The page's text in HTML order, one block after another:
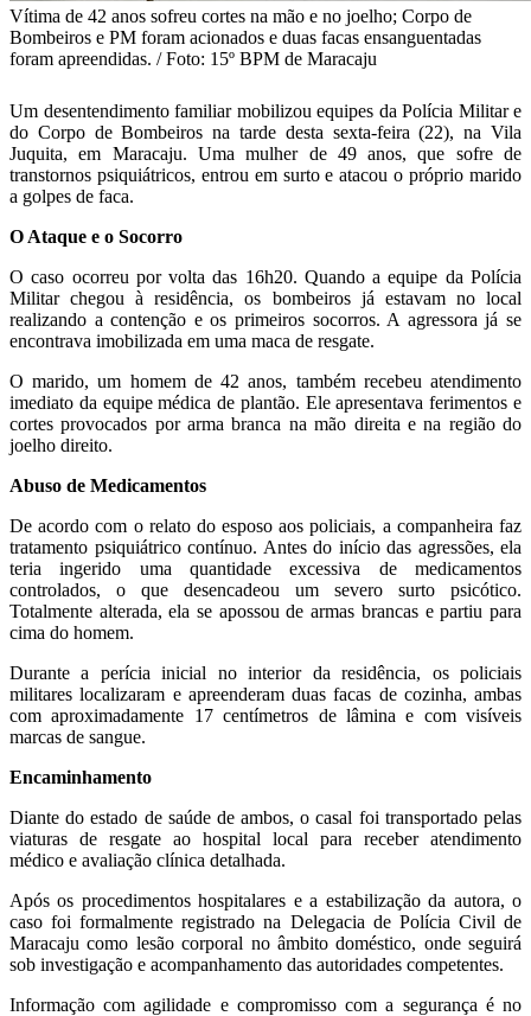
Vítima de 42 anos sofreu cortes na mão e no joelho; Corpo de
Bombeiros e PM foram acionados e duas facas ensanguentadas
foram apreendidas. / Foto: 15º BPM de Maracaju
Um desentendimento familiar mobilizou equipes da Polícia Militar e
do Corpo de Bombeiros na tarde desta sexta-feira (22), na Vila
Juquita, em Maracaju. Uma mulher de 49 anos, que sofre de
transtornos psiquiátricos, entrou em surto e atacou o próprio marido
a golpes de faca.
O Ataque e o Socorro
O caso ocorreu por volta das 16h20. Quando a equipe da Polícia
Militar chegou à residência, os bombeiros já estavam no local
realizando a contenção e os primeiros socorros. A agressora já se
encontrava imobilizada em uma maca de resgate.
O marido, um homem de 42 anos, também recebeu atendimento
imediato da equipe médica de plantão. Ele apresentava ferimentos e
cortes provocados por arma branca na mão direita e na região do
joelho direito.
Abuso de Medicamentos
De acordo com o relato do esposo aos policiais, a companheira faz
tratamento psiquiátrico contínuo. Antes do início das agressões, ela
teria ingerido uma quantidade excessiva de medicamentos
controlados, o que desencadeou um severo surto psicótico.
Totalmente alterada, ela se apossou de armas brancas e partiu para
cima do homem.
Durante a perícia inicial no interior da residência, os policiais
militares localizaram e apreenderam duas facas de cozinha, ambas
com aproximadamente 17 centímetros de lâmina e com visíveis
marcas de sangue.
Encaminhamento
Diante do estado de saúde de ambos, o casal foi transportado pelas
viaturas de resgate ao hospital local para receber atendimento
médico e avaliação clínica detalhada.
Após os procedimentos hospitalares e a estabilização da autora, o
caso foi formalmente registrado na Delegacia de Polícia Civil de
Maracaju como lesão corporal no âmbito doméstico, onde seguirá
sob investigação e acompanhamento das autoridades competentes.
Informação com agilidade e compromisso com a segurança é no